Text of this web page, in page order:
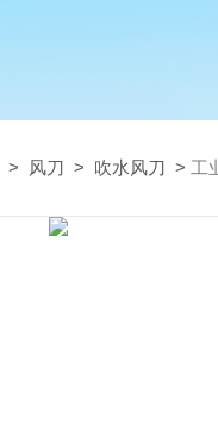
> 风刀 > 吹水风刀 > 工